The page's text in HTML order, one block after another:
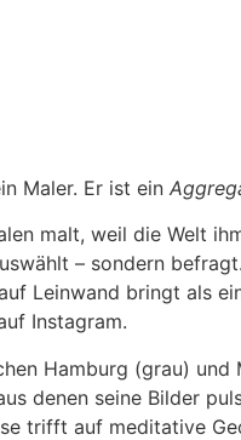
Maler. Er ist ein
malt, weil die Welt
– sondern
Leinwand bringt als
Instagram.
Hamburg (grau) und
denen seine Bilder
trifft auf meditative